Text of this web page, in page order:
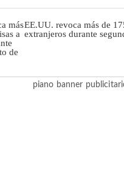
EE.UU. revoca más de
extranjeros durante